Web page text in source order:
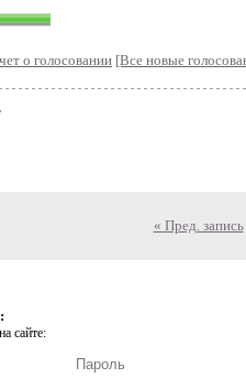
о голосовании [Все новые
« Пред. запись
сайте: